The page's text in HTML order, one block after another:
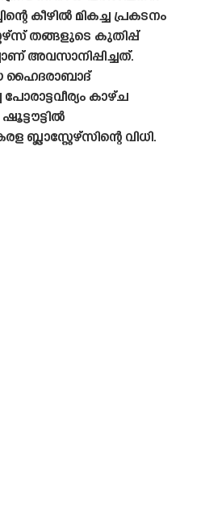
കീഴിൽ മികച്ച പ്രകടനം
തങ്ങളുടെ കുതിപ്പ്
അവസാനിപ്പിച്ചത്.
ഹൈദരാബാദ്
കാഴ്‌ച
ബ്ലാസ്റ്റേഴ്‌സിന്റെ വിധി.